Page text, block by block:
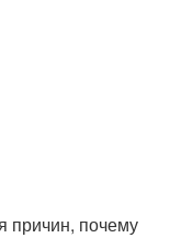
причин, почему